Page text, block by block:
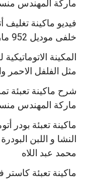
‫فيديو ماكينة
خلفى موديل 952 ماركه ام تو باك
المكينة
مثل الفلفل الاحمر
ماكينة تعبئة بودر
محمد عبد اللاه
‫ماكينة تعبئة